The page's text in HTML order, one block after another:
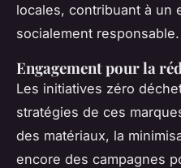
locales, contribuant à un
socialement responsable.
Engagement pour la
Les initiatives zéro
stratégies de ces
des matériaux, la
encore des campagnes